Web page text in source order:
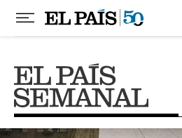
Pular para o conteúdo